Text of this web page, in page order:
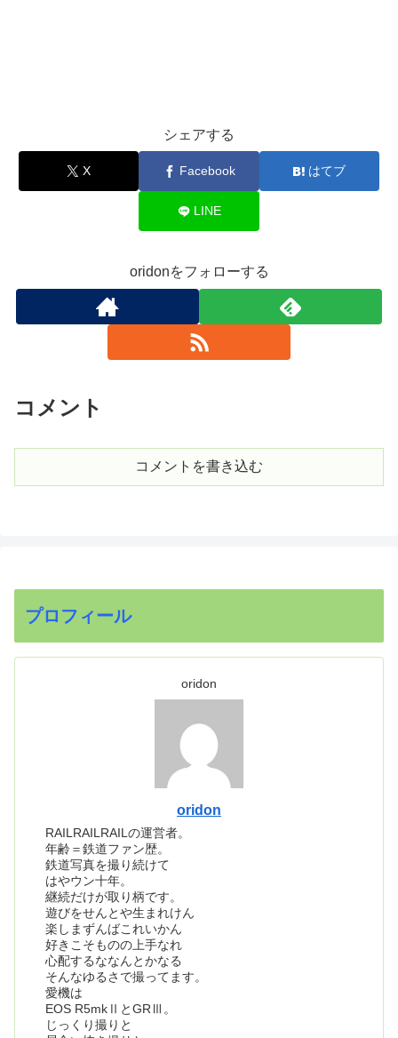
シェアする
X Facebook はてブ
LINE
oridonをフォローする
コメント
コメントを書き込む
プロフィール
oridon
oridon
RAILRAILRAILの運営者。
年齢＝鉄道ファン歴。
鉄道写真を撮り続けて
はやウン十年。
継続だけが取り柄です。
遊びをせんとや生まれけん
楽しまずんばこれいかん
好きこそものの上手なれ
心配するななんとかなる
そんなゆるさで撮ってます。
愛機は
EOS R5mkⅡとGRⅢ。
じっくり撮りと